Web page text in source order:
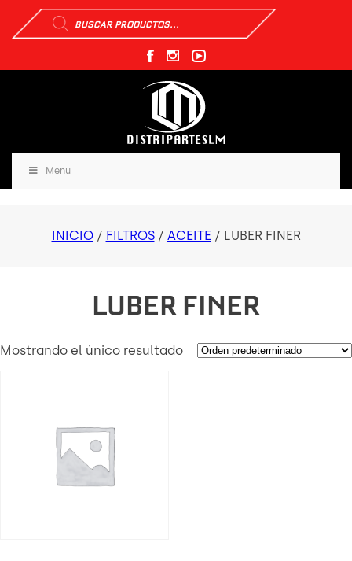
Búsqueda
de
productos
Menu
INICIO/ FILTROS/ ACEITE/ LUBER FINER
LUBER FINER
Mostrando el único resultado